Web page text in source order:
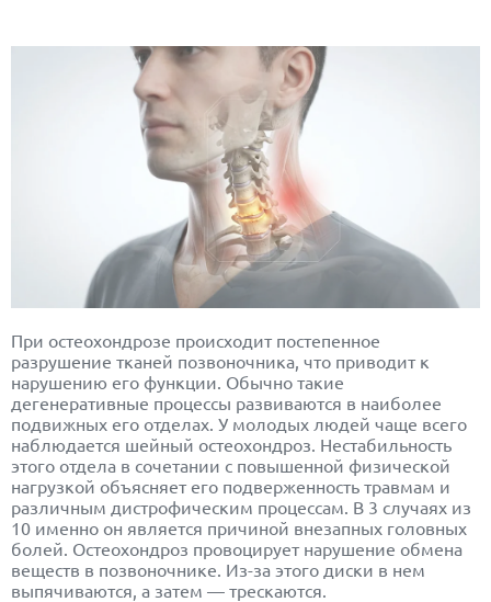
При остеохондрозе происходит постепенное
разрушение тканей позвоночника, что приводит к
нарушению его функции. Обычно такие
дегенеративные процессы развиваются в наиболее
подвижных его отделах. У молодых людей чаще всего
наблюдается шейный остеохондроз. Нестабильность
этого отдела в сочетании с повышенной физической
нагрузкой объясняет его подверженность травмам и
различным дистрофическим процессам. В 3 случаях из
10 именно он является причиной внезапных головных
болей. Остеохондроз провоцирует нарушение обмена
веществ в позвоночнике. Из-за этого диски в нем
выпячиваются, а затем — трескаются.